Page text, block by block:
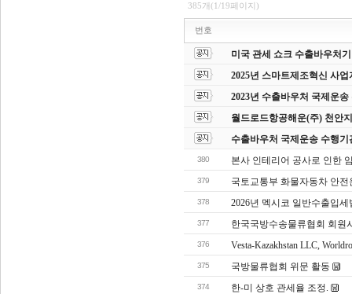
385개(1/19페이지)
번호
미국 관세 쇼크 수출바우처
2025년 스마트제조혁신 사업
2023년 수출바우처 국제운
월드로드항공해운(주) 천안
수출바우처 국제운송 수행기
380 본사 인테리어 공사로 인한
379 국토교통부 화물자동차 안
378 2026년 멕시코 일반수출입
377 한국국방수송물류협회 회원
376 Vesta-Kazakhstan LLC,
375 국방물류협회 위문 활동
374 한-미 상호 관세율 조정.